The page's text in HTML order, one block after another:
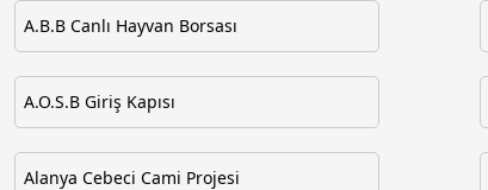
A.B.B Canlı Hayvan Borsası
A.O.S.B Giriş Kapısı
Alanya Cebeci Cami Projesi